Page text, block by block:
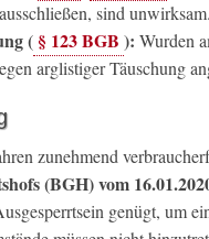
sind unwirksam.
( § 123 BGB ): Wurden
arglistiger Täuschung
zunehmend
(BGH) vom
genügt, um